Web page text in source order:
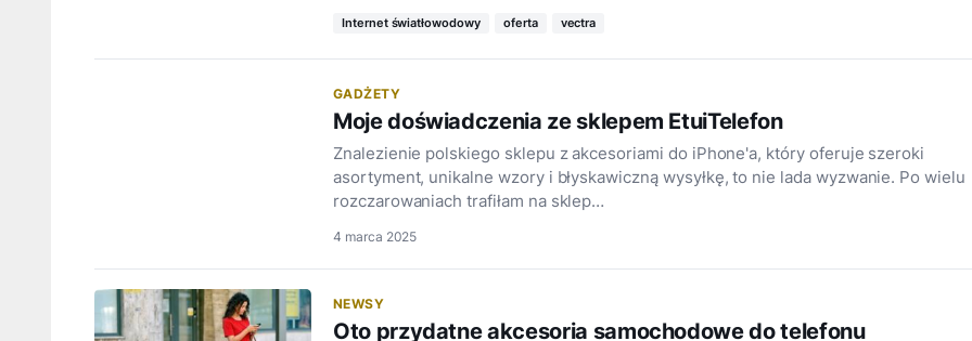
Internet światłowodowy oferta vectra
GADŻETY
Moje doświadczenia ze sklepem EtuiTelefon
Znalezienie polskiego sklepu z akcesoriami do iPhone'a, który oferuje szeroki
asortyment, unikalne wzory i błyskawiczną wysyłkę, to nie lada wyzwanie. Po wielu
rozczarowaniach trafiłam na sklep…
4 marca 2025
NEWSY
Oto przydatne akcesoria samochodowe do telefonu